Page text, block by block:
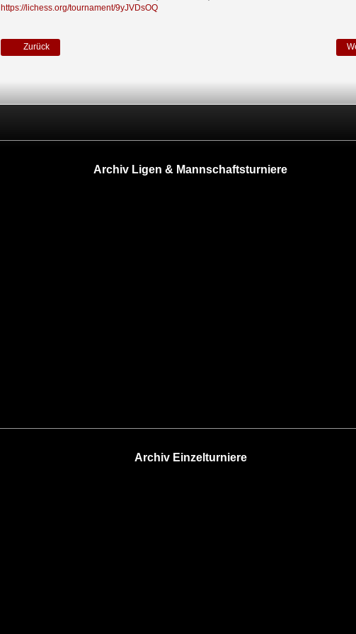
https://lichess.org/tournament/9yJVDsOQ
Zurück
Archiv Ligen & Mannschaftsturniere
Archiv Einzelturniere